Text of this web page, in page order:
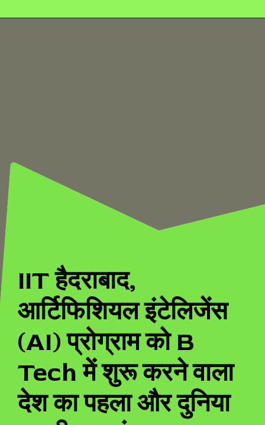
IIT हैदराबाद,
आर्टिफिशियल इंटेलिजेंस
(AI) प्रोग्राम को B
Tech में शुरू करने वाला
देश का पहला और दुनिया